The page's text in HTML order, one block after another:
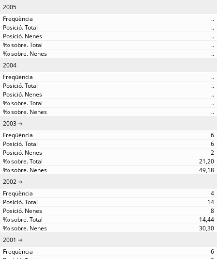
2005
..
..
..
..
..
2004
..
..
..
..
..
2003
6
6
2
21,20
49,18
2002
4
14
8
14,44
30,30
2001
6